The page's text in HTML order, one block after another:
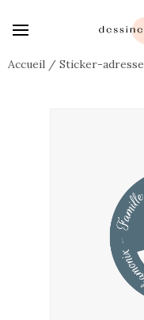
Accueil / Sticker-adresse